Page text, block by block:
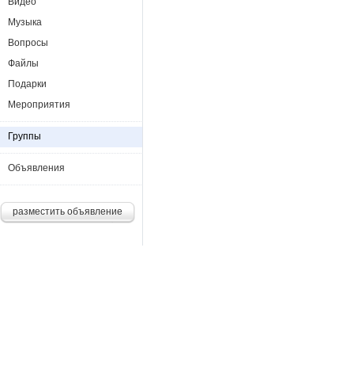
Музыка
Вопросы
Файлы
Подарки
Мероприятия
Группы
Объявления
разместить объявление